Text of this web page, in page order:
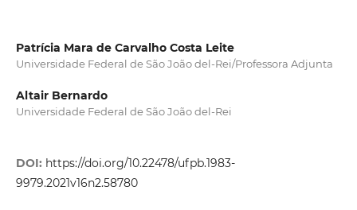
Patrícia Mara de Carvalho Costa Leite
Universidade Federal de São João del-Rei/Professora Adjunta
Altair Bernardo
Universidade Federal de São João del-Rei
DOI: https://doi.org/10.22478/ufpb.1983-
9979.2021v16n2.58780